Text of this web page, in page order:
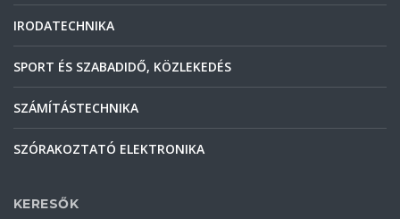
IRODATECHNIKA
SPORT ÉS SZABADIDŐ, KÖZLEKEDÉS
SZÁMÍTÁSTECHNIKA
SZÓRAKOZTATÓ ELEKTRONIKA
KERESŐK